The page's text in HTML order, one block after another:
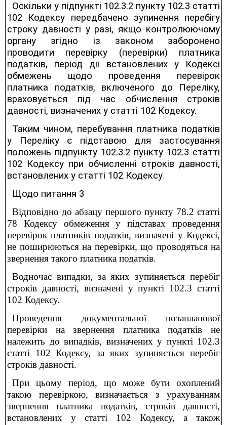
Оскільки у підпункті 102.3.2 пункту 102.3 статті
102 Кодексу передбачено зупинення перебігу
строку давності у разі, якщо контролюючому
органу згідно із законом заборонено
проводити перевірку (перевірки) платника
податків, період дії встановлених у Кодексі
обмежень щодо проведення перевірок
платника податків, включеного до Переліку,
враховується під час обчислення строків
давності, визначених у статті 102 Кодексу.
Таким чином, перебування платника податків
у Переліку є підставою для застосування
положень підпункту 102.3.2 пункту 102.3 статті
102 Кодексу при обчисленні строків давності,
встановлених у статті 102 Кодексу.
Щодо питання 3
Відповідно до абзацу першого пункту 78.2 статті
78 Кодексу обмеження у підставах проведення
перевірок платників податків, визначені у Кодексі,
не поширюються на перевірки, що проводяться на
звернення такого платника податків.
Водночас випадки, за яких зупиняється перебіг
строків давності, визначені у пункті 102.3 статті
102 Кодексу.
Проведення документальної позапланової
перевірки на звернення платника податків не
належить до випадків, визначених у пункті 102.3
статті 102 Кодексу, за яких зупиняється перебіг
строків давності.
При цьому період, що може бути охоплений
такою перевіркою, визначається з урахуванням
звернення платника податків, строків давності,
встановлених у статті 102 Кодексу, а також